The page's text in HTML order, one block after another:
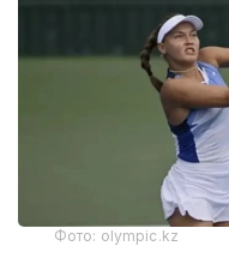
Фото: olympic.kz